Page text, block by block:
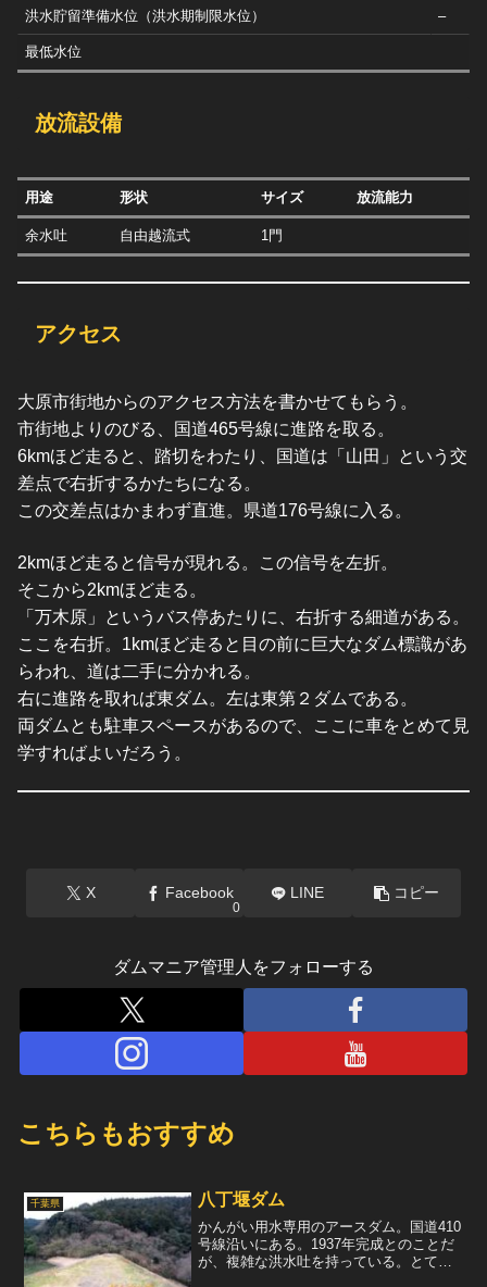
洪水貯留準備水位（洪水期制限水位） –
最低水位
放流設備
用途 形状 サイズ 放流能力
余水吐 自由越流式 1門
アクセス
大原市街地からのアクセス方法を書かせてもらう。
市街地よりのびる、国道465号線に進路を取る。
6kmほど走ると、踏切をわたり、国道は「山田」という交
差点で右折するかたちになる。
この交差点はかまわず直進。県道176号線に入る。
2kmほど走ると信号が現れる。この信号を左折。
そこから2kmほど走る。
「万木原」というバス停あたりに、右折する細道がある。
ここを右折。1kmほど走ると目の前に巨大なダム標識があ
らわれ、道は二手に分かれる。
右に進路を取れば東ダム。左は東第２ダムである。
両ダムとも駐車スペースがあるので、ここに車をとめて見
学すればよいだろう。
X Facebook
0
LINE コピー
ダムマニア管理人をフォローする
こちらもおすすめ
千葉県 八丁堰ダム
かんがい用水専用のアースダム。国道410
号線沿いにある。1937年完成とのことだ
が、複雑な洪水吐を持っている。とても